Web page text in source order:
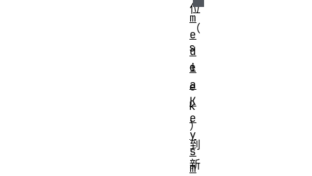
位
（
s
e
e
k
）
到
新
m
e
d
i
a
K
e
y
s
m